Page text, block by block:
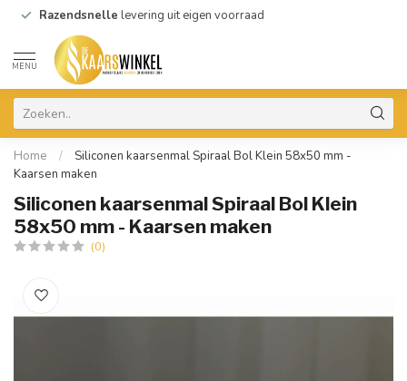
Razendsnelle levering uit eigen voorraad
MENU
Home /
Siliconen kaarsenmal Spiraal Bol Klein 58x50 mm -
Kaarsen maken
Siliconen kaarsenmal Spiraal Bol Klein
58x50 mm - Kaarsen maken
(0)